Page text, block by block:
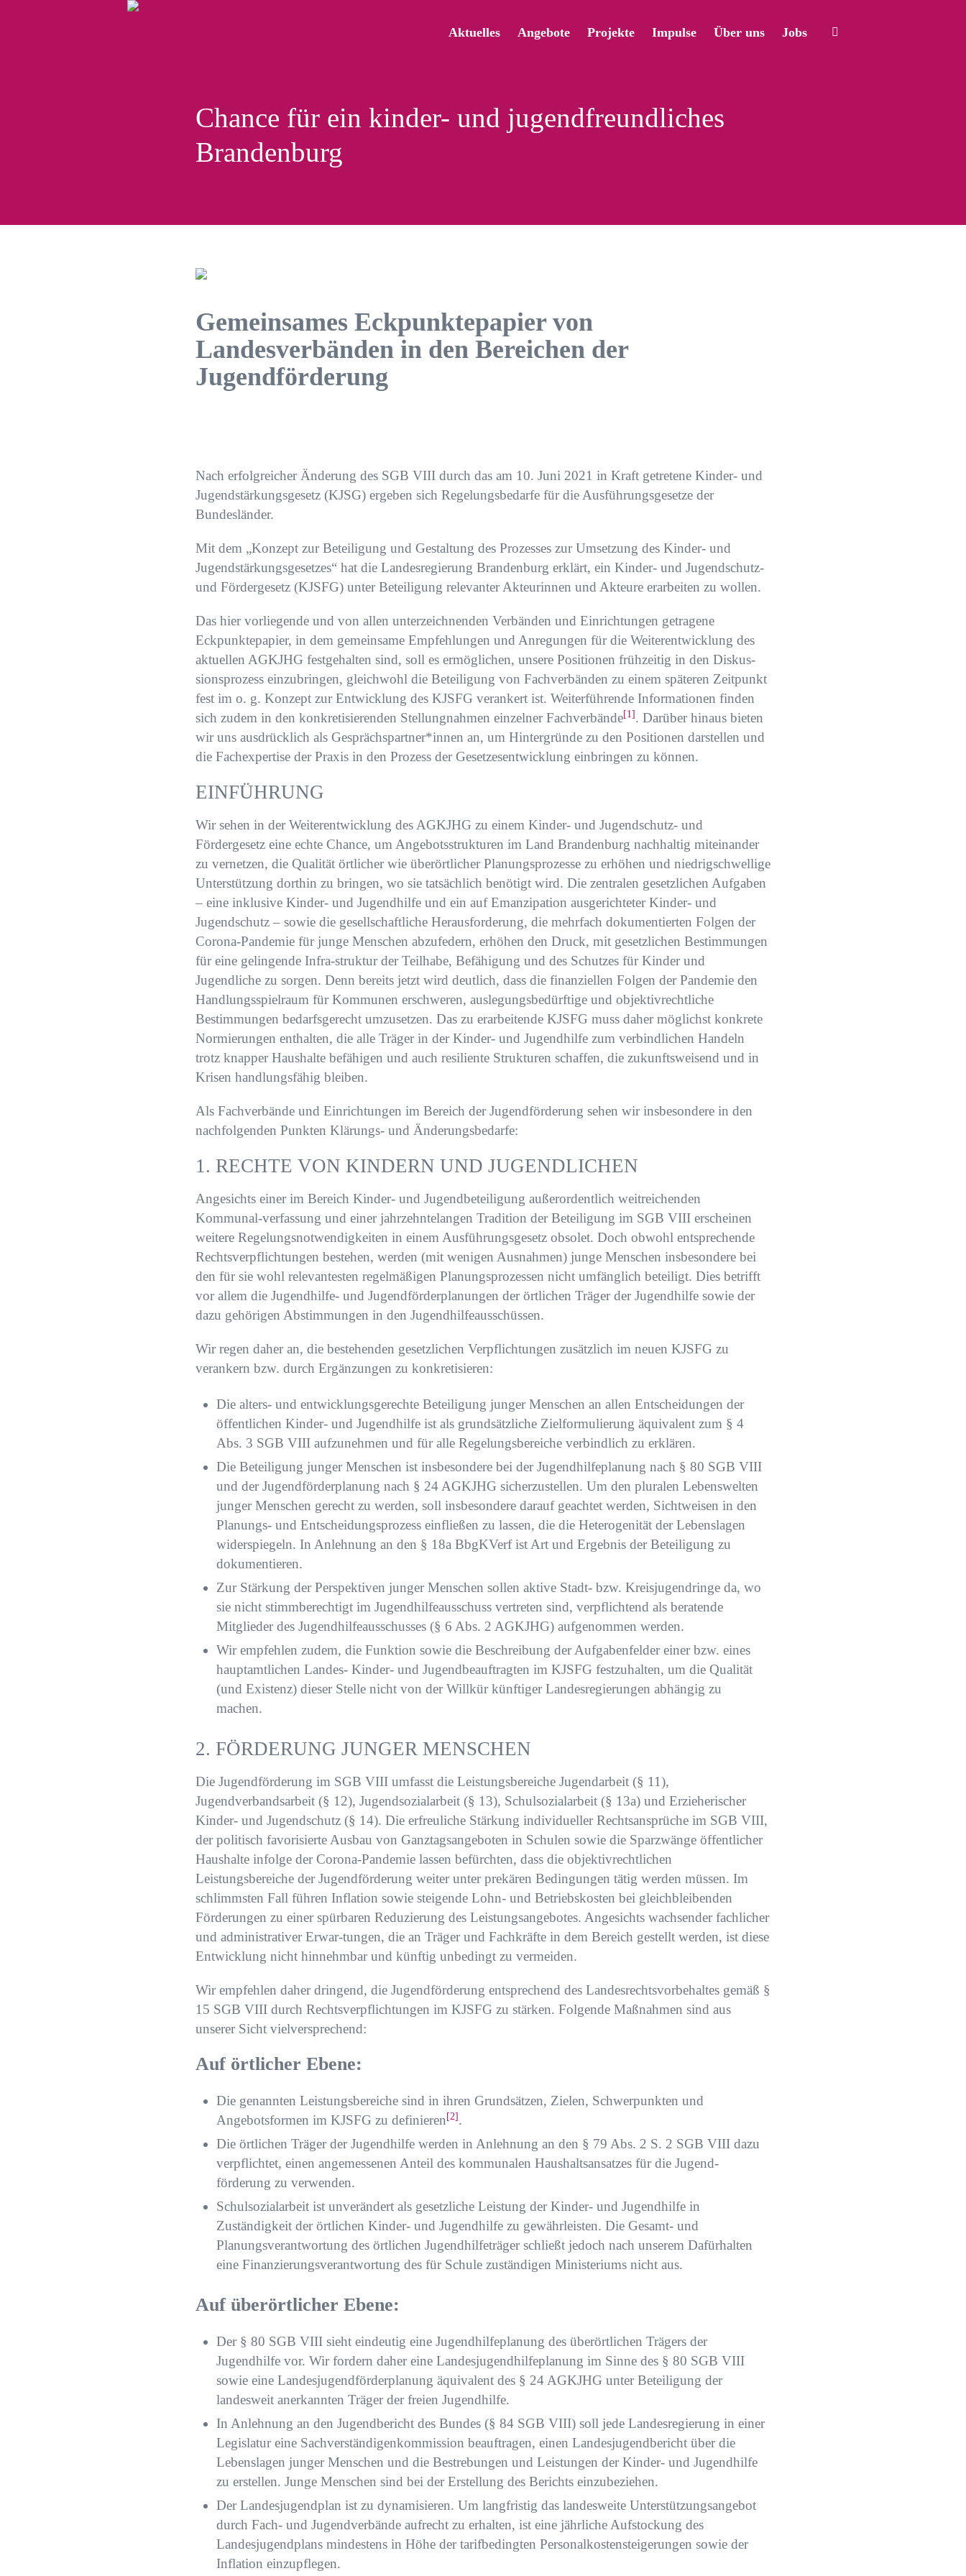
Aktuelles Angebote Projekte Impulse Über uns Jobs
Chance für ein kinder- und jugendfreundliches
Brandenburg
Gemeinsames Eckpunktepapier von
Landesverbänden in den Bereichen der
Jugendförderung
Nach erfolgreicher Änderung des SGB VIII durch das am 10. Juni 2021 in Kraft getretene Kinder- und
Jugendstärkungsgesetz (KJSG) ergeben sich Regelungsbedarfe für die Ausführungsgesetze der
Bundesländer.
Mit dem „Konzept zur Beteiligung und Gestaltung des Prozesses zur Umsetzung des Kinder- und
Jugendstärkungsgesetzes“ hat die Landesregierung Brandenburg erklärt, ein Kinder- und Jugendschutz-
und Fördergesetz (KJSFG) unter Beteiligung relevanter Akteurinnen und Akteure erarbeiten zu wollen.
Das hier vorliegende und von allen unterzeichnenden Verbänden und Einrichtungen getragene
Eckpunktepapier, in dem gemeinsame Empfehlungen und Anregungen für die Weiterentwicklung des
aktuellen AGKJHG festgehalten sind, soll es ermöglichen, unsere Positionen frühzeitig in den Diskus-
sionsprozess einzubringen, gleichwohl die Beteiligung von Fachverbänden zu einem späteren Zeitpunkt
fest im o. g. Konzept zur Entwicklung des KJSFG verankert ist. Weiterführende Informationen finden
sich zudem in den konkretisierenden Stellungnahmen einzelner Fachverbände[1]. Darüber hinaus bieten
wir uns ausdrücklich als Gesprächspartner*innen an, um Hintergründe zu den Positionen darstellen und
die Fachexpertise der Praxis in den Prozess der Gesetzesentwicklung einbringen zu können.
EINFÜHRUNG
Wir sehen in der Weiterentwicklung des AGKJHG zu einem Kinder- und Jugendschutz- und
Fördergesetz eine echte Chance, um Angebotsstrukturen im Land Brandenburg nachhaltig miteinander
zu vernetzen, die Qualität örtlicher wie überörtlicher Planungsprozesse zu erhöhen und niedrigschwellige
Unterstützung dorthin zu bringen, wo sie tatsächlich benötigt wird. Die zentralen gesetzlichen Aufgaben
– eine inklusive Kinder- und Jugendhilfe und ein auf Emanzipation ausgerichteter Kinder- und
Jugendschutz – sowie die gesellschaftliche Herausforderung, die mehrfach dokumentierten Folgen der
Corona-Pandemie für junge Menschen abzufedern, erhöhen den Druck, mit gesetzlichen Bestimmungen
für eine gelingende Infra-struktur der Teilhabe, Befähigung und des Schutzes für Kinder und
Jugendliche zu sorgen. Denn bereits jetzt wird deutlich, dass die finanziellen Folgen der Pandemie den
Handlungsspielraum für Kommunen erschweren, auslegungsbedürftige und objektivrechtliche
Bestimmungen bedarfsgerecht umzusetzen. Das zu erarbeitende KJSFG muss daher möglichst konkrete
Normierungen enthalten, die alle Träger in der Kinder- und Jugendhilfe zum verbindlichen Handeln
trotz knapper Haushalte befähigen und auch resiliente Strukturen schaffen, die zukunftsweisend und in
Krisen handlungsfähig bleiben.
Als Fachverbände und Einrichtungen im Bereich der Jugendförderung sehen wir insbesondere in den
nachfolgenden Punkten Klärungs- und Änderungsbedarfe:
1. RECHTE VON KINDERN UND JUGENDLICHEN
Angesichts einer im Bereich Kinder- und Jugendbeteiligung außerordentlich weitreichenden
Kommunal-verfassung und einer jahrzehntelangen Tradition der Beteiligung im SGB VIII erscheinen
weitere Regelungsnotwendigkeiten in einem Ausführungsgesetz obsolet. Doch obwohl entsprechende
Rechtsverpflichtungen bestehen, werden (mit wenigen Ausnahmen) junge Menschen insbesondere bei
den für sie wohl relevantesten regelmäßigen Planungsprozessen nicht umfänglich beteiligt. Dies betrifft
vor allem die Jugendhilfe- und Jugendförderplanungen der örtlichen Träger der Jugendhilfe sowie der
dazu gehörigen Abstimmungen in den Jugendhilfeausschüssen.
Wir regen daher an, die bestehenden gesetzlichen Verpflichtungen zusätzlich im neuen KJSFG zu
verankern bzw. durch Ergänzungen zu konkretisieren:
Die alters- und entwicklungsgerechte Beteiligung junger Menschen an allen Entscheidungen der
öffentlichen Kinder- und Jugendhilfe ist als grundsätzliche Zielformulierung äquivalent zum § 4
Abs. 3 SGB VIII aufzunehmen und für alle Regelungsbereiche verbindlich zu erklären.
Die Beteiligung junger Menschen ist insbesondere bei der Jugendhilfeplanung nach § 80 SGB VIII
und der Jugendförderplanung nach § 24 AGKJHG sicherzustellen. Um den pluralen Lebenswelten
junger Menschen gerecht zu werden, soll insbesondere darauf geachtet werden, Sichtweisen in den
Planungs- und Entscheidungsprozess einfließen zu lassen, die die Heterogenität der Lebenslagen
widerspiegeln. In Anlehnung an den § 18a BbgKVerf ist Art und Ergebnis der Beteiligung zu
dokumentieren.
Zur Stärkung der Perspektiven junger Menschen sollen aktive Stadt- bzw. Kreisjugendringe da, wo
sie nicht stimmberechtigt im Jugendhilfeausschuss vertreten sind, verpflichtend als beratende
Mitglieder des Jugendhilfeausschusses (§ 6 Abs. 2 AGKJHG) aufgenommen werden.
Wir empfehlen zudem, die Funktion sowie die Beschreibung der Aufgabenfelder einer bzw. eines
hauptamtlichen Landes- Kinder- und Jugendbeauftragten im KJSFG festzuhalten, um die Qualität
(und Existenz) dieser Stelle nicht von der Willkür künftiger Landesregierungen abhängig zu
machen.
2. FÖRDERUNG JUNGER MENSCHEN
Die Jugendförderung im SGB VIII umfasst die Leistungsbereiche Jugendarbeit (§ 11),
Jugendverbandsarbeit (§ 12), Jugendsozialarbeit (§ 13), Schulsozialarbeit (§ 13a) und Erzieherischer
Kinder- und Jugendschutz (§ 14). Die erfreuliche Stärkung individueller Rechtsansprüche im SGB VIII,
der politisch favorisierte Ausbau von Ganztagsangeboten in Schulen sowie die Sparzwänge öffentlicher
Haushalte infolge der Corona-Pandemie lassen befürchten, dass die objektivrechtlichen
Leistungsbereiche der Jugendförderung weiter unter prekären Bedingungen tätig werden müssen. Im
schlimmsten Fall führen Inflation sowie steigende Lohn- und Betriebskosten bei gleichbleibenden
Förderungen zu einer spürbaren Reduzierung des Leistungsangebotes. Angesichts wachsender fachlicher
und administrativer Erwar-tungen, die an Träger und Fachkräfte in dem Bereich gestellt werden, ist diese
Entwicklung nicht hinnehmbar und künftig unbedingt zu vermeiden.
Wir empfehlen daher dringend, die Jugendförderung entsprechend des Landesrechtsvorbehaltes gemäß §
15 SGB VIII durch Rechtsverpflichtungen im KJSFG zu stärken. Folgende Maßnahmen sind aus
unserer Sicht vielversprechend:
Auf örtlicher Ebene:
Die genannten Leistungsbereiche sind in ihren Grundsätzen, Zielen, Schwerpunkten und
Angebotsformen im KJSFG zu definieren[2].
Die örtlichen Träger der Jugendhilfe werden in Anlehnung an den § 79 Abs. 2 S. 2 SGB VIII dazu
verpflichtet, einen angemessenen Anteil des kommunalen Haushaltsansatzes für die Jugend-
förderung zu verwenden.
Schulsozialarbeit ist unverändert als gesetzliche Leistung der Kinder- und Jugendhilfe in
Zuständigkeit der örtlichen Kinder- und Jugendhilfe zu gewährleisten. Die Gesamt- und
Planungsverantwortung des örtlichen Jugendhilfeträger schließt jedoch nach unserem Dafürhalten
eine Finanzierungsverantwortung des für Schule zuständigen Ministeriums nicht aus.
Auf überörtlicher Ebene:
Der § 80 SGB VIII sieht eindeutig eine Jugendhilfeplanung des überörtlichen Trägers der
Jugendhilfe vor. Wir fordern daher eine Landesjugendhilfeplanung im Sinne des § 80 SGB VIII
sowie eine Landesjugendförderplanung äquivalent des § 24 AGKJHG unter Beteiligung der
landesweit anerkannten Träger der freien Jugendhilfe.
In Anlehnung an den Jugendbericht des Bundes (§ 84 SGB VIII) soll jede Landesregierung in einer
Legislatur eine Sachverständigenkommission beauftragen, einen Landesjugendbericht über die
Lebenslagen junger Menschen und die Bestrebungen und Leistungen der Kinder- und Jugendhilfe
zu erstellen. Junge Menschen sind bei der Erstellung des Berichts einzubeziehen.
Der Landesjugendplan ist zu dynamisieren. Um langfristig das landesweite Unterstützungsangebot
durch Fach- und Jugendverbände aufrecht zu erhalten, ist eine jährliche Aufstockung des
Landesjugendplans mindestens in Höhe der tarifbedingten Personalkostensteigerungen sowie der
Inflation einzupflegen.